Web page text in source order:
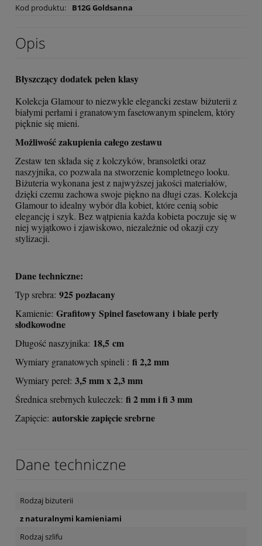
Kod produktu: B12G Goldsanna
Opis
Błyszczący dodatek pełen klasy
Kolekcja Glamour to niezwykle elegancki zestaw biżuterii z
białymi perłami i granatowym fasetowanym spinelem, który
pięknie się mieni.
Możliwość zakupienia całego zestawu
Zestaw ten składa się z kolczyków, bransoletki oraz
naszyjnika, co pozwala na stworzenie kompletnego looku.
Biżuteria wykonana jest z najwyższej jakości materiałów,
dzięki czemu zachowa swoje piękno na długi czas. Kolekcja
Glamour to idealny wybór dla kobiet, które cenią sobie
elegancję i szyk. Bez wątpienia każda kobieta poczuje się w
niej wyjątkowo i zjawiskowo, niezależnie od okazji czy
stylizacji.
Dane techniczne:
Typ srebra: 925 pozłacany
Kamienie: Grafitowy Spinel fasetowany i białe perły
słodkowodne
Długość naszyjnika: 18,5 cm
Wymiary granatowych spineli : fi 2,2 mm
Wymiary pereł: 3,5 mm x 2,3 mm
Średnica srebrnych kuleczek: fi 2 mm i fi 3 mm
Zapięcie: autorskie zapięcie srebrne
Dane techniczne
Rodzaj biżuterii
z naturalnymi kamieniami
Rodzaj szlifu